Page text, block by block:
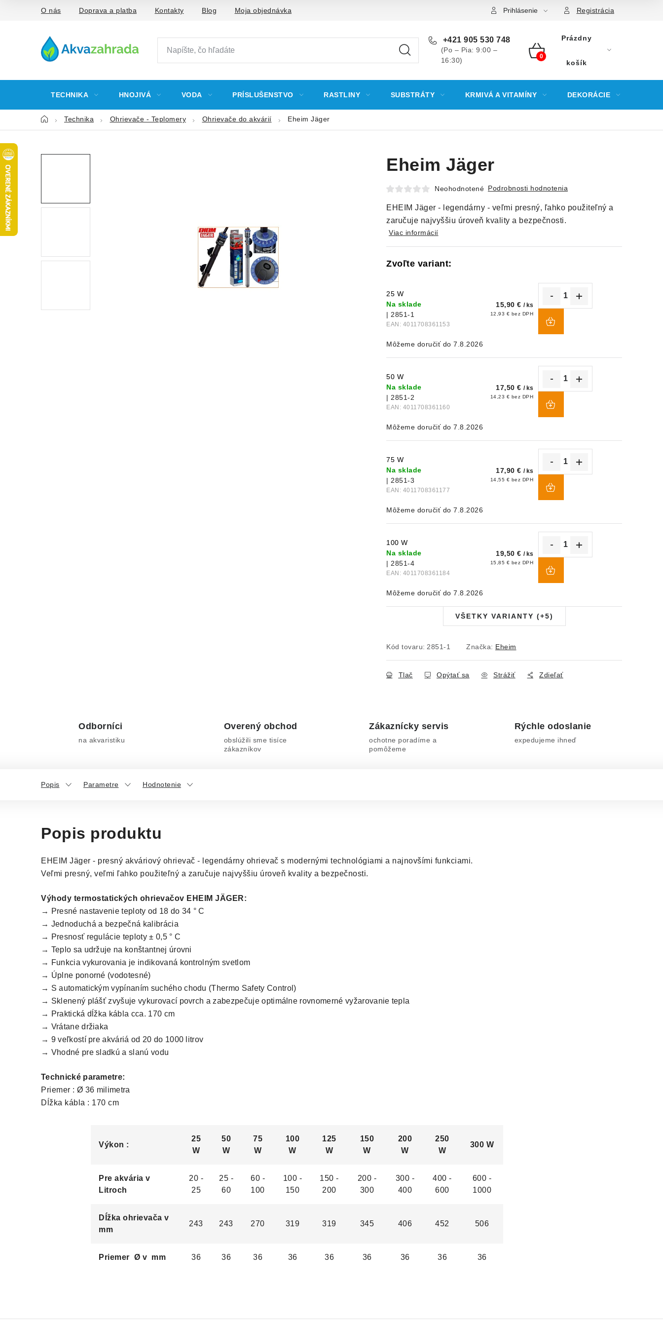
O nás Doprava a platba Kontakty Blog Moja objednávka Prihlásenie Registrácia
+421 905 530 748
(Po – Pia: 9:00 –
16:30)
NÁKUPNÝ
Prázdny
košík
TECHNIKA HNOJIVÁ VODA PRÍSLUŠENSTVO RASTLINY SUBSTRÁTY KRMIVÁ A VITAMÍNY DEKORÁCIE
DomovTechnika Ohrievače - Teplomery Ohrievače do akvárií Eheim Jäger
Eheim Jäger
Neohodnotené Podrobnosti hodnotenia
EHEIM Jäger - legendárny - veľmi presný, ľahko použiteľný a
zaručuje najvyššiu úroveň kvality a bezpečnosti.
Viac informácií
25 W
Na sklade
| 2851-1
EAN: 4011708361153
15,90 € / ks
12,93 € bez DPH
7.8.2026
50 W
Na sklade
| 2851-2
EAN: 4011708361160
17,50 € / ks
14,23 € bez DPH
7.8.2026
75 W
Na sklade
| 2851-3
EAN: 4011708361177
17,90 € / ks
14,55 € bez DPH
7.8.2026
100 W
Na sklade
| 2851-4
EAN: 4011708361184
19,50 € / ks
15,85 € bez DPH
7.8.2026
VŠETKY VARIANTY (+5)
Kód tovaru: 2851-1 Značka: Eheim
Tlač Opýtať sa Strážiť Zdieľať
Odborníci
na akvaristiku
Overený obchod
obslúžili sme tisíce
zákazníkov
Zákaznícky servis
ochotne poradíme a
pomôžeme
Rýchle odoslanie
expedujeme ihneď
Popis Parametre Hodnotenie
Popis produktu
EHEIM Jäger - presný akváriový ohrievač - legendárny ohrievač s modernými technológiami a najnovšími funkciami.
Veľmi presný, veľmi ľahko použiteľný a zaručuje najvyššiu úroveň kvality a bezpečnosti.
Výhody termostatických ohrievačov EHEIM JÄGER:
→ Presné nastavenie teploty od 18 do 34 ° C
→ Jednoduchá a bezpečná kalibrácia
→ Presnosť regulácie teploty ± 0,5 ° C
→ Teplo sa udržuje na konštantnej úrovni
→ Funkcia vykurovania je indikovaná kontrolným svetlom
→ Úplne ponorné (vodotesné)
→ S automatickým vypínaním suchého chodu (Thermo Safety Control)
→ Sklenený plášť zvyšuje vykurovací povrch a zabezpečuje optimálne rovnomerné vyžarovanie tepla
→ Praktická dĺžka kábla cca. 170 cm
→ Vrátane držiaka
→ 9 veľkostí pre akváriá od 20 do 1000 litrov
→ Vhodné pre sladkú a slanú vodu
Technické parametre:
Priemer : Ø 36 milimetra
Dĺžka kábla : 170 cm
Výkon :
25
W
50
W
75
W
100
W
125
W
150
W
200
W
250
W
300 W
Pre akvária v
Litroch
20 -
25
25 -
60
60 -
100
100 -
150
150 -
200
200 -
300
300 -
400
400 -
600
600 -
1000
Dĺžka ohrievača v
mm
243 243 270 319 319 345 406 452 506
Priemer Ø v mm 36 36 36 36 36 36 36 36 36